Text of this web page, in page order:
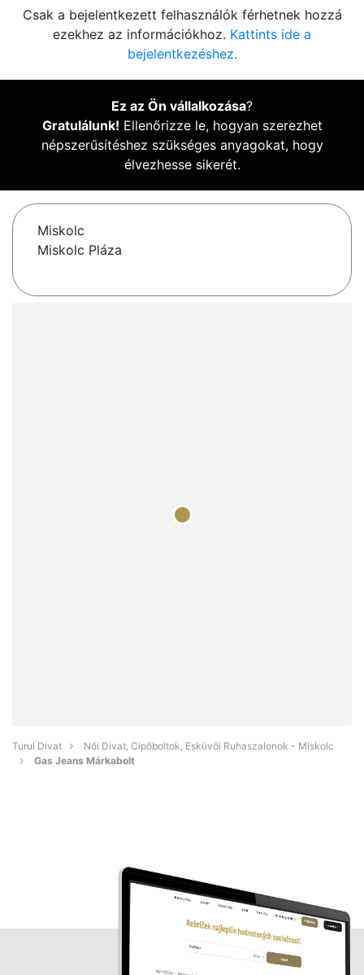
Csak a bejelentkezett felhasználók férhetnek hozzá
ezekhez az információkhoz. Kattints ide a
bejelentkezéshez.
Ez az Ön vállalkozása?
Gratulálunk! Ellenőrizze le, hogyan szerezhet
népszerűsítéshez szükséges anyagokat, hogy
élvezhesse sikerét.
Miskolc
Miskolc Pláza
Turul Divat
Női Divat, Cipőboltok, Esküvői Ruhaszalonok - Miskolc
Gas Jeans Márkabolt